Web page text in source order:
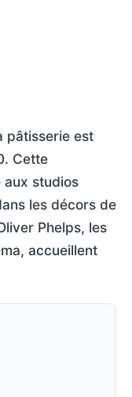
pâtisserie est
Cette
aux studios
les décors de
Phelps, les
accueillent